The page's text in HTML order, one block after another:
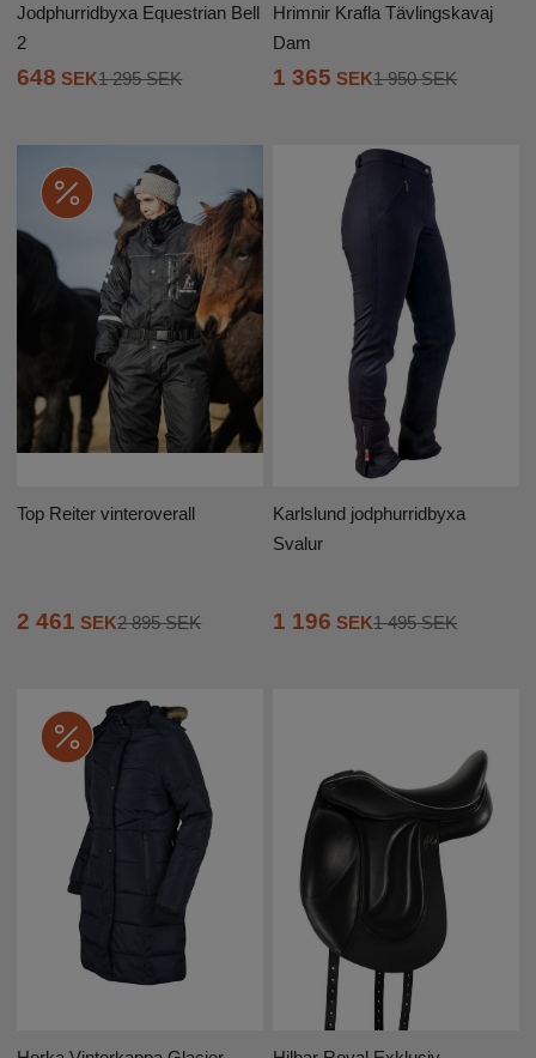
Jodphurridbyxa Equestrian Bell
2
648 SEK1 295 SEK
Hrimnir Krafla Tävlingskavaj
Dam
1 365 SEK1 950 SEK
Top Reiter vinteroverall
2 461 SEK2 895 SEK
Karlslund jodphurridbyxa
Svalur
1 196 SEK1 495 SEK